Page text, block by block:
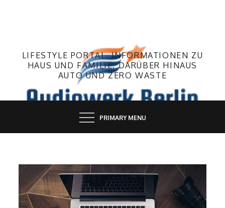
LIFESTYLE PORTAL. INFORMATIONEN ZU
HAUS UND FAMILIE. DARÜBER HINAUS
AUTO UND ZERO WASTE
PRIMARY MENU